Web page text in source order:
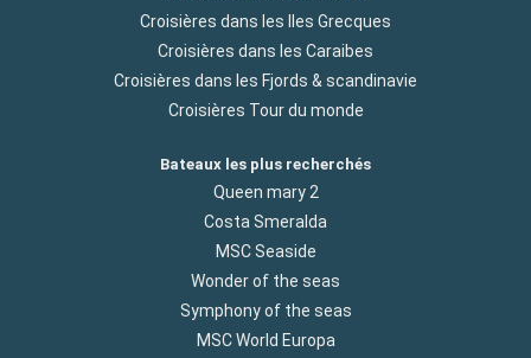
Croisières dans les Iles Grecques
Croisières dans les Caraibes
Croisières dans les Fjords & scandinavie
Croisières Tour du monde
Bateaux les plus recherchés
Queen mary 2
Costa Smeralda
MSC Seaside
Wonder of the seas
Symphony of the seas
MSC World Europa